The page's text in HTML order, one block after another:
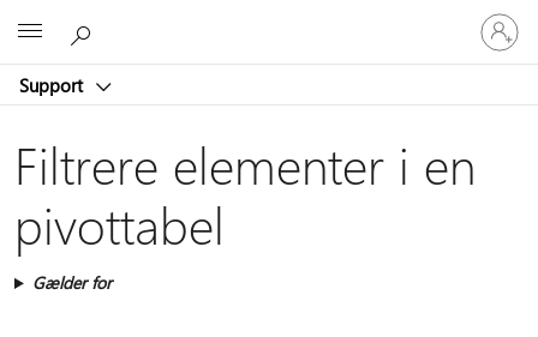
Support
Log
på
din
Filtrere elementer i en
pivottabel
Gælder for